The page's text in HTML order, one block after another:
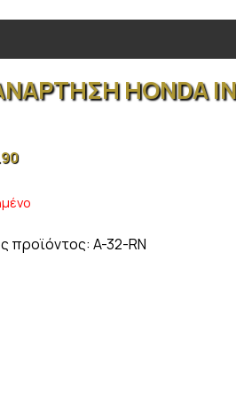
HONDA
προϊόντος: A-32-RN